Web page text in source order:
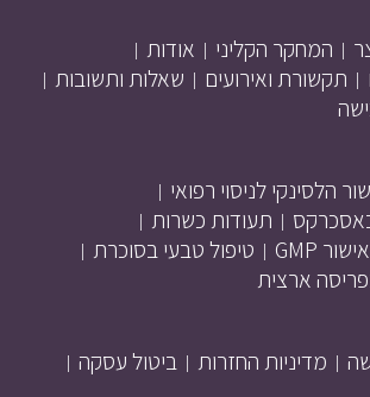
המחקר הקליני
אודות
תקשורת ואירועים
שאלות ותשובות
הלסינקי לניסוי רפואי
תעודות כשרות
אישור GMP
טיפול טבעי בסוכרת
ארצית
מדיניות החזרות
ביטול עסקה